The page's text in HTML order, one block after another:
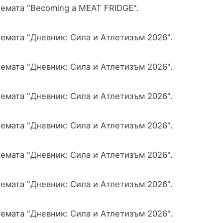
"Becoming a MEAT FRIDGE".
"Дневник: Сила и Атлетизъм 2026".
"Дневник: Сила и Атлетизъм 2026".
"Дневник: Сила и Атлетизъм 2026".
"Дневник: Сила и Атлетизъм 2026".
"Дневник: Сила и Атлетизъм 2026".
"Дневник: Сила и Атлетизъм 2026".
"Дневник: Сила и Атлетизъм 2026".